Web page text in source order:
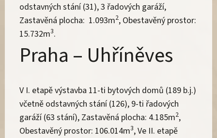
odstavných stání (31), 3 řadových garáží,
Zastavěná plocha: 1.093m2, Obestavěný prostor:
15.732m3.
Praha – Uhříněves
V I. etapě výstavba 11-ti bytových domů (189 b.j.)
včetně odstavných stání (126), 9-ti řadových
garáží (63 stání), Zastavěná plocha: 4.185m2,
Obestavěný prostor: 106.014m3, Ve II. etapě